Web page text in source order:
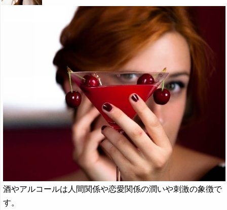
酒やアルコールは人間関係や恋愛関係の潤いや刺激の象徴で
す。